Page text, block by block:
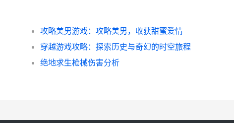
攻略美男游戏：攻略美男，收获甜蜜爱情
穿越游戏攻略：探索历史与奇幻的时空旅程
绝地求生枪械伤害分析